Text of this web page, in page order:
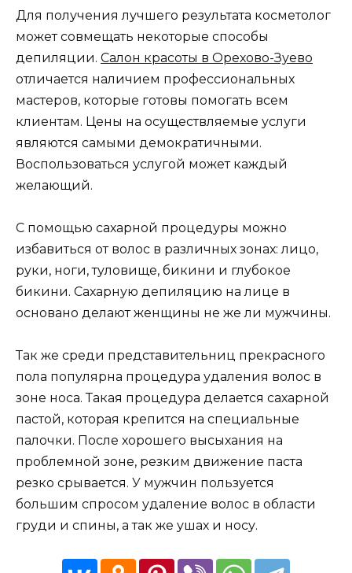
Для получения лучшего результата косметолог
может совмещать некоторые способы
депиляции. Салон красоты в Орехово-Зуево
отличается наличием профессиональных
мастеров, которые готовы помогать всем
клиентам. Цены на осуществляемые услуги
являются самыми демократичными.
Воспользоваться услугой может каждый
желающий.
С помощью сахарной процедуры можно
избавиться от волос в различных зонах: лицо,
руки, ноги, туловище, бикини и глубокое
бикини. Сахарную депиляцию на лице в
основано делают женщины не же ли мужчины.
Так же среди представительниц прекрасного
пола популярна процедура удаления волос в
зоне носа. Такая процедура делается сахарной
пастой, которая крепится на специальные
палочки. После хорошего высыхания на
проблемной зоне, резким движение паста
резко срывается. У мужчин пользуется
большим спросом удаление волос в области
груди и спины, а так же ушах и носу.